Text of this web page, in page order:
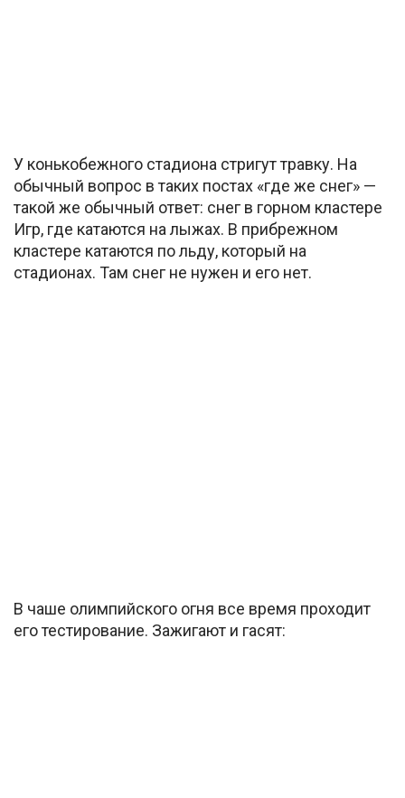
У конькобежного стадиона стригут травку. На
обычный вопрос в таких постах «где же снег» —
такой же обычный ответ: снег в горном кластере
Игр, где катаются на лыжах. В прибрежном
кластере катаются по льду, который на
стадионах. Там снег не нужен и его нет.
В чаше олимпийского огня все время проходит
его тестирование. Зажигают и гасят: